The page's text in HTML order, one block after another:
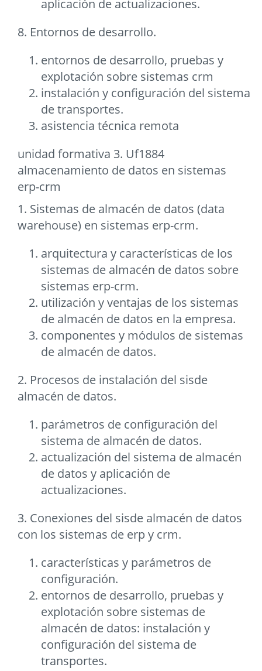
aplicación de actualizaciones.
8. Entornos de desarrollo.
entornos de desarrollo, pruebas y
explotación sobre sistemas crm
instalación y configuración del sistema
de transportes.
asistencia técnica remota
unidad formativa 3. Uf1884
almacenamiento de datos en sistemas
erp-crm
1. Sistemas de almacén de datos (data
warehouse) en sistemas erp-crm.
arquitectura y características de los
sistemas de almacén de datos sobre
sistemas erp-crm.
utilización y ventajas de los sistemas
de almacén de datos en la empresa.
componentes y módulos de sistemas
de almacén de datos.
2. Procesos de instalación del sisde
almacén de datos.
parámetros de configuración del
sistema de almacén de datos.
actualización del sistema de almacén
de datos y aplicación de
actualizaciones.
3. Conexiones del sisde almacén de datos
con los sistemas de erp y crm.
características y parámetros de
configuración.
entornos de desarrollo, pruebas y
explotación sobre sistemas de
almacén de datos: instalación y
configuración del sistema de
transportes.